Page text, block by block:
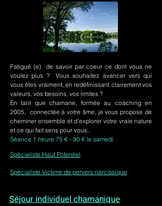
Fatigué (e) de savoir par coeur ce dont vous ne
voulez plus ? Vous souhaitez avancer vers qui
vous êtes vraiment, en redéfinissant clairement vos
valeurs, vos besoins, vos limites ?
En tant que chamane, formée au coaching en
2005, connectée à votre âme, je vous propose de
cheminer ensemble et d'explorer votre vraie nature
et ce qui fait sens pour vous..
Séance 1 heure 75 € - 90 € le samedi
Spécialiste Haut Potentiel
Spécialiste Victime de pervers narcissique
Séjour individuel chamanique